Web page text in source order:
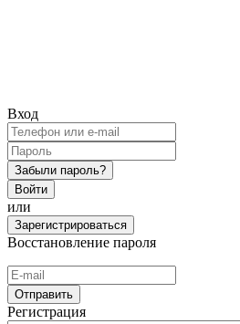
Вход
Забыли пароль?
Войти
или
Зарегистрироваться
Восстановление пароля
Отправить
Регистрация